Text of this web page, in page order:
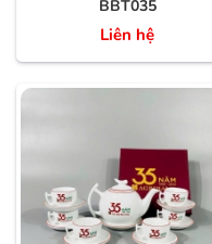
BBT035
Liên hệ